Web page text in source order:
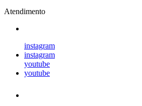
Atendimento
instagram
instagram
youtube
youtube